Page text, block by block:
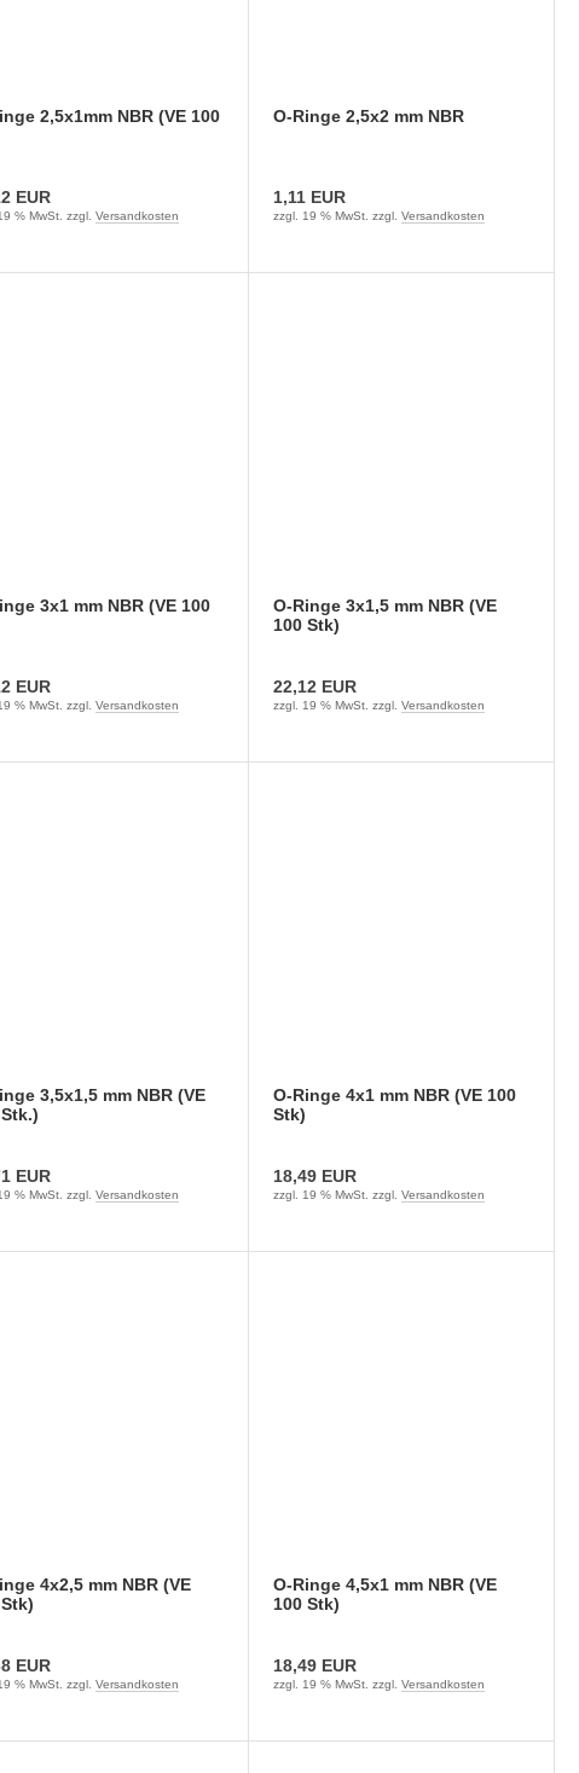
2,5x1mm NBR (VE 100
EUR
% MwSt. zzgl. Versandkosten
O-Ringe 2,5x2 mm NBR
1,11 EUR
zzgl. 19 % MwSt. zzgl. Versandkosten
3x1 mm NBR (VE 100
EUR
% MwSt. zzgl. Versandkosten
O-Ringe 3x1,5 mm NBR (VE
100 Stk)
22,12 EUR
zzgl. 19 % MwSt. zzgl. Versandkosten
3,5x1,5 mm NBR (VE
EUR
% MwSt. zzgl. Versandkosten
O-Ringe 4x1 mm NBR (VE 100
Stk)
18,49 EUR
zzgl. 19 % MwSt. zzgl. Versandkosten
4x2,5 mm NBR (VE
EUR
% MwSt. zzgl. Versandkosten
O-Ringe 4,5x1 mm NBR (VE
100 Stk)
18,49 EUR
zzgl. 19 % MwSt. zzgl. Versandkosten